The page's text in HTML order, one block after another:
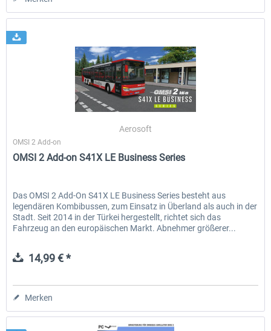
Aerosoft
OMSI 2 Add-on
OMSI 2 Add-on S41X LE Business Series
Das OMSI 2 Add-On S41X LE Business Series besteht aus
legendären Kombibussen, zum Einsatz in Überland als auch in der
Stadt. Seit 2014 in der Türkei hergestellt, richtet sich das
Fahrzeug an den europäischen Markt. Abnehmer größerer...
14,99 € *
Merken